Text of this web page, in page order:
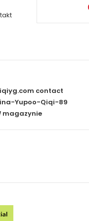
contact
Yupoo-Qiqi-89
magazynie